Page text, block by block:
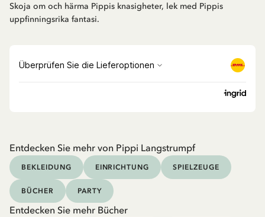
Skoja om och härma Pippis knasigheter, lek med Pippis
uppfinningsrika fantasi.
Entdecken Sie mehr von Pippi Langstrumpf
BEKLEIDUNG EINRICHTUNG SPIELZEUGE
BÜCHER PARTY
Entdecken Sie mehr Bücher